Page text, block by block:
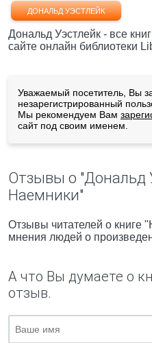
ДОНАЛЬД УЭСТЛЕЙК
Дональд Уэстлейк - все
сайте онлайн библиотеки
Уважаемый посетитель, Вы
незарегистрированный
Мы рекомендуем Вам
сайт под своим именем.
Отзывы о "Дональд
Наемники"
Отзывы читателей о книге
мнения людей о
А что Вы думаете о
отзыв.